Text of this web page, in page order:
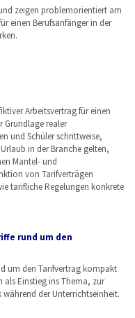
zeigen problemorientiert am
einen Berufsanfänger in der
Arbeitsvertrag für einen
Grundlage realer
und Schüler schrittweise,
in der Branche gelten,
Mantel- und
von Tarifverträgen
tarifliche Regelungen konkrete
rund um den
um den Tarifvertrag kompakt
als Einstieg ins Thema, zur
der Unterrichtseinheit.